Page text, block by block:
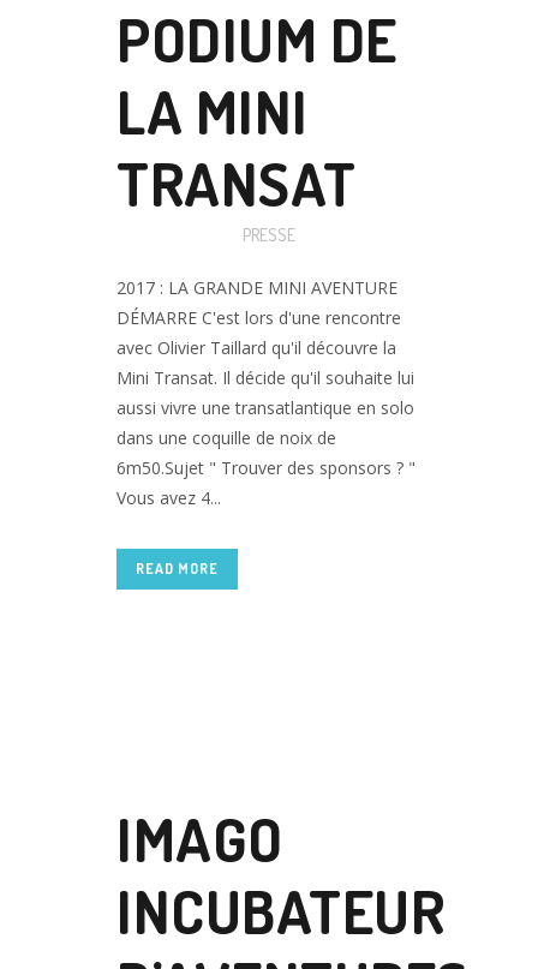
PODIUM DE
LA MINI
TRANSAT
PRESSE
2017 : LA GRANDE MINI AVENTURE
DÉMARRE C'est lors d'une rencontre
avec Olivier Taillard qu'il découvre la
Mini Transat. Il décide qu'il souhaite lui
aussi vivre une transatlantique en solo
dans une coquille de noix de
6m50.Sujet " Trouver des sponsors ? "
Vous avez 4...
READ MORE
IMAGO
INCUBATEUR